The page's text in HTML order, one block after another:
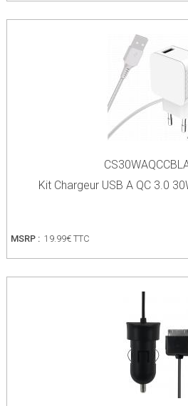
Kit Chargeur USB A QC 3.0
MSRP : 19.99€ TTC